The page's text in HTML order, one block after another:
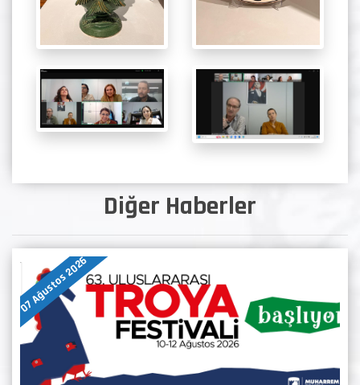
Diğer Haberler
07 Ağustos 2026